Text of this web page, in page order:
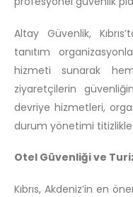
Altay Güvenlik,
tanıtım
hizmeti sunarak
ziyaretçilerin
devriye hizmetleri,
durum yönetimi
Otel Güvenliği ve
Kıbrıs, Akdeniz’in en